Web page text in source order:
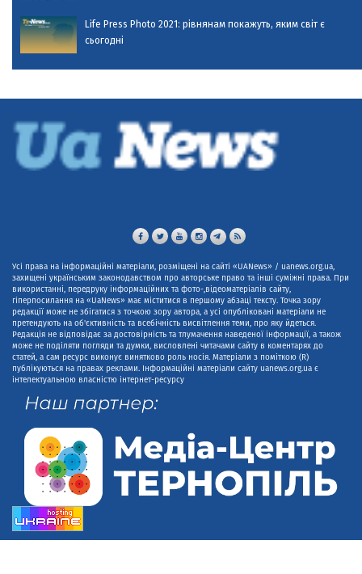
Life Press Photo 2021: рівнянам покажуть, яким світ є
сьогодні
Усі права на інформаційні матеріали, розміщені на сайті «UANews» / uanews.org.ua,
захищені українським законодавством про авторське право та інші суміжні права. При
використанні, передруку інформаційних та фото-,відеоматеріалів сайту,
гіперпосилання на «UaNews» має міститися в першому абзаці тексту. Точка зору
редакції може не збігатися з точкою зору автора, а усі опубліковані матеріали не
претендують на об'єктивність та всебічність висвітлення теми, про яку йдеться.
Редакція не відповідає за достовірність та тлумачення наведеної інформації, а також
може не поділяти погляди та думки, висловлені читачами сайту в коментарях до
статей, а сам ресурс виконує винятково роль носія. Матеріали з поміткою (R)
публікуються на правах реклами. Інформаційні матеріали сайту uanews.org.ua є
інтелектуальною власністю інтернет-ресурсу